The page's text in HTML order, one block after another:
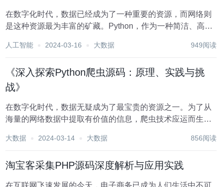
在数字化时代，数据已经成为了一种重要的资源，而网络则
是这种资源最为丰富的矿藏。Python，作为一种简洁、高效
现出了其独特的优势。本文将详细探讨Python在网络数据采
人工智能 2024-03-16 大数据 949阅读
《深入探索Python爬虫源码：原理、实践与挑
战》
在数字化时代，数据无疑成为了最宝贵的资源之一。为了从
海量的网络数据中提取有价值的信息，爬虫技术应运而生。
成为了实现爬虫的首选工具。本文将深入探索Python爬虫源
大数据 2024-03-14 大数据 856阅读
淘宝客采集PHP源码深度解析与应用实践
在互联网飞速发展的今天，电子商务已成为人们生活中不可